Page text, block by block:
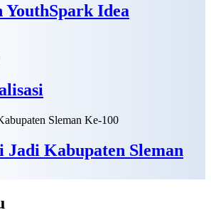
YouthSpark Idea
Kabupaten Sleman